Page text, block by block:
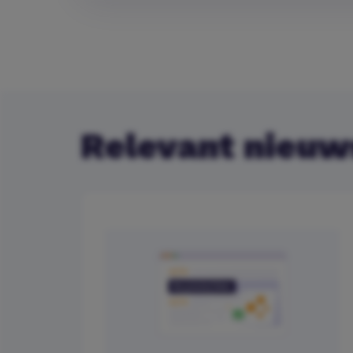
Relevant